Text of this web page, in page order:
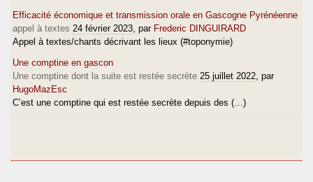
Efficacité économique et transmission orale en Gascogne Pyrénéenne
appel à textes 24 février 2023 , par Frederic DINGUIRARD
Appel à textes/chants décrivant les lieux (#toponymie)
Une comptine en gascon
Une comptine dont la suite est restée secrète 25 juillet 2022 , par
HugoMazEsc
C’est une comptine qui est restée secrète depuis des (…)